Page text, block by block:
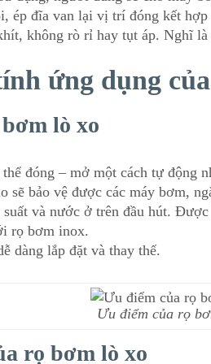
ép đĩa van lại vị trí đóng kết
không rò rỉ hay tụt áp. Nghĩ là
ứng dụng
lò xo
đóng – mở một cách tự động
sẽ bảo vệ được các máy bơm,
và nước ở trên đầu hút.
rọ bơm inox.
dàng lắp đặt và thay thế.
Ưu điểm của rọ
rọ bơm lò xo